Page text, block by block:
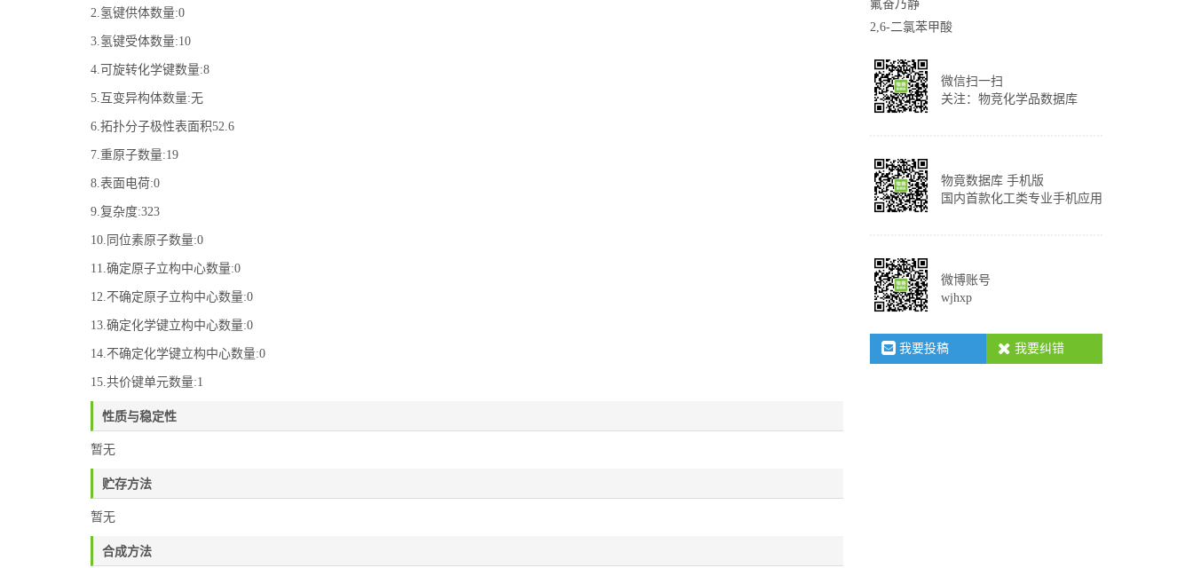
2.氢键供体数量:0
3.氢键受体数量:10
4.可旋转化学键数量:8
5.互变异构体数量:无
6.拓扑分子极性表面积52.6
7.重原子数量:19
8.表面电荷:0
9.复杂度:323
10.同位素原子数量:0
11.确定原子立构中心数量:0
12.不确定原子立构中心数量:0
13.确定化学键立构中心数量:0
14.不确定化学键立构中心数量:0
15.共价键单元数量:1
性质与稳定性
暂无
贮存方法
暂无
合成方法
氟奋乃静
2,6-二氯苯甲酸
微信扫一扫
关注：物竞化学品数据库
物竟数据库 手机版
国内首款化工类专业手机应用
微博账号
wjhxp
我要投稿 我要纠错